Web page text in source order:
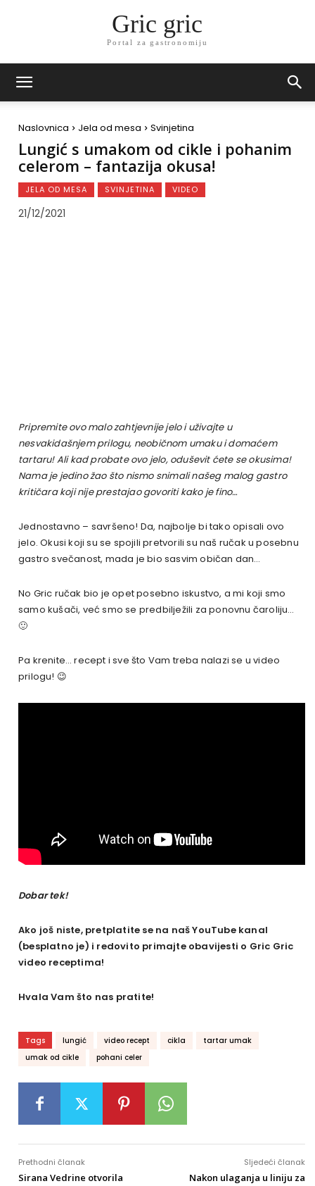
Gric gric
Portal za gastronomiju
Naslovnica Jela od mesa Svinjetina
Lungić s umakom od cikle i pohanim
celerom – fantazija okusa!
JELA OD MESA SVINJETINA VIDEO
21/12/2021
Pripremite ovo malo zahtjevnije jelo i uživajte u
nesvakidašnjem prilogu, neobičnom umaku i domaćem
tartaru! Ali kad probate ovo jelo, oduševit ćete se okusima!
Nama je jedino žao što nismo snimali našeg malog gastro
kritičara koji nije prestajao govoriti kako je fino…
Jednostavno – savršeno! Da, najbolje bi tako opisali ovo
jelo. Okusi koji su se spojili pretvorili su naš ručak u posebnu
gastro svečanost, mada je bio sasvim običan dan…
No Gric ručak bio je opet posebno iskustvo, a mi koji smo
samo kušači, već smo se predbilježili za ponovnu čaroliju…
🙂
Pa krenite… recept i sve što Vam treba nalazi se u video
prilogu! 😉
Dobar tek!
Ako još niste, pretplatite se na naš YouTube kanal
(besplatno je) i redovito primajte obavijesti o Gric Gric
video receptima!
Hvala Vam što nas pratite!
Tags lungić video recept cikla
tartar umak
umak od cikle
pohani celer
Prethodni članak
Sirana Vedrine otvorila
Sljedeći članak
Nakon ulaganja u liniju za